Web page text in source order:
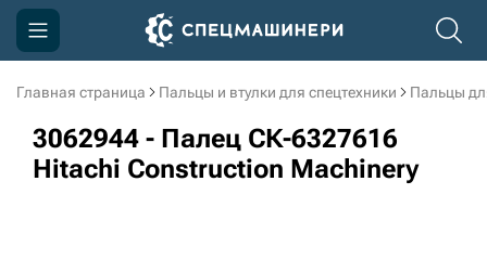
Главная страница Пальцы и втулки для спецтехники Пальцы
3062944 - Палец СК-6327616
Hitachi Construction Machinery
Компания
Акции